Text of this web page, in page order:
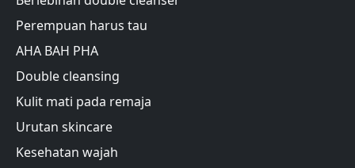
Perempuan harus tau
AHA BAH PHA
Double cleansing
Kulit mati pada remaja
Urutan skincare
Kesehatan wajah